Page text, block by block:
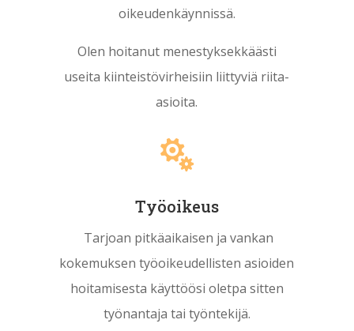
oikeudenkäynnissä.
Olen hoitanut menestyksekkäästi
useita kiinteistövirheisiin liittyviä riita-
asioita.

Työoikeus
Tarjoan pitkäaikaisen ja vankan
kokemuksen työoikeudellisten asioiden
hoitamisesta käyttöösi oletpa sitten
työnantaja tai työntekijä.